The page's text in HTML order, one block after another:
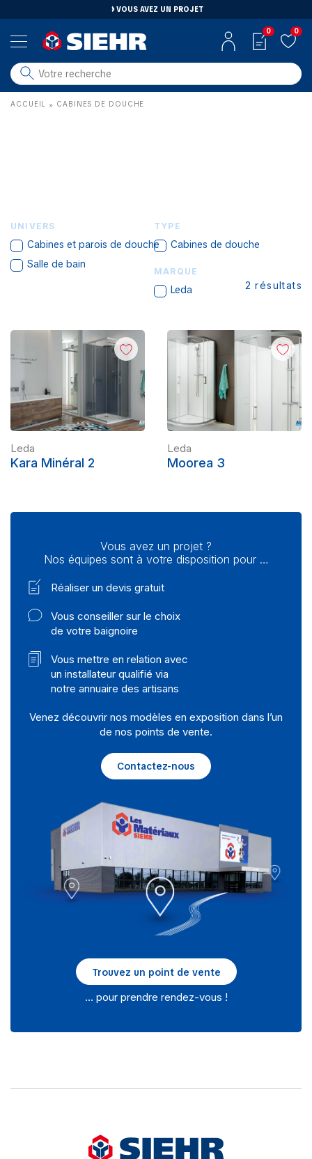
VOUS AVEZ UN PROJET
salle de bain
carrelage
0 0
ACCUEIL » CABINES DE DOUCHE
UNIVERS
Cabines et parois de douche
Salle de bain
TYPE
Cabines de douche
MARQUE
Leda 2 résultats
Leda
Kara Minéral 2
Leda
Moorea 3
Vous avez un projet ?
Nos équipes sont à votre disposition pour …
Réaliser un devis gratuit
Vous conseiller sur le choix
de votre baignoire
Vous mettre en relation avec
un installateur qualifié via
notre annuaire des artisans
Venez découvrir nos modèles en exposition dans l’un
de nos points de vente.
Contactez-nous
Trouvez un point de vente
… pour prendre rendez-vous !